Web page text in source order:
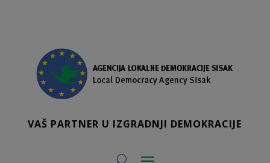
VAŠ PARTNER U IZGRADNJI DEMOKRACIJE